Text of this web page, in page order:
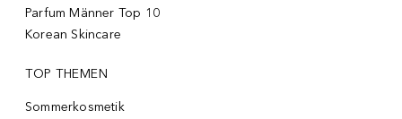
Parfum Männer Top 10
Korean Skincare
TOP THEMEN
Sommerkosmetik